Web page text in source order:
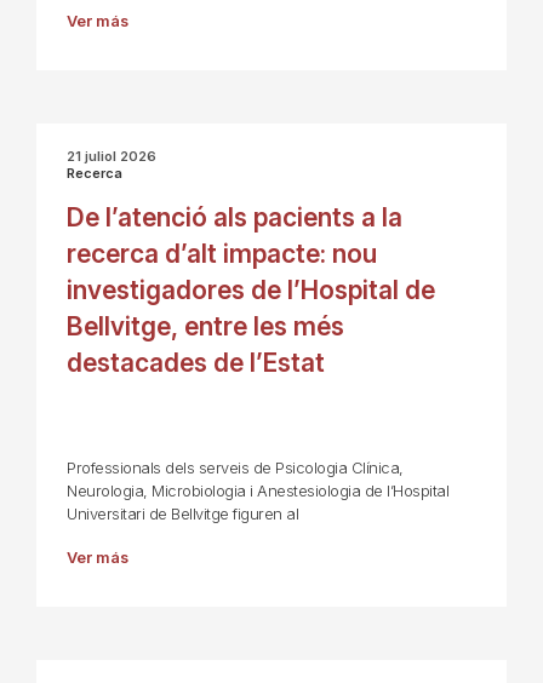
Ver más
21 juliol 2026
Recerca
De l’atenció als pacients a la
recerca d’alt impacte: nou
investigadores de l’Hospital de
Bellvitge, entre les més
destacades de l’Estat
Professionals dels serveis de Psicologia Clínica,
Neurologia, Microbiologia i Anestesiologia de l’Hospital
Universitari de Bellvitge figuren al
Ver más